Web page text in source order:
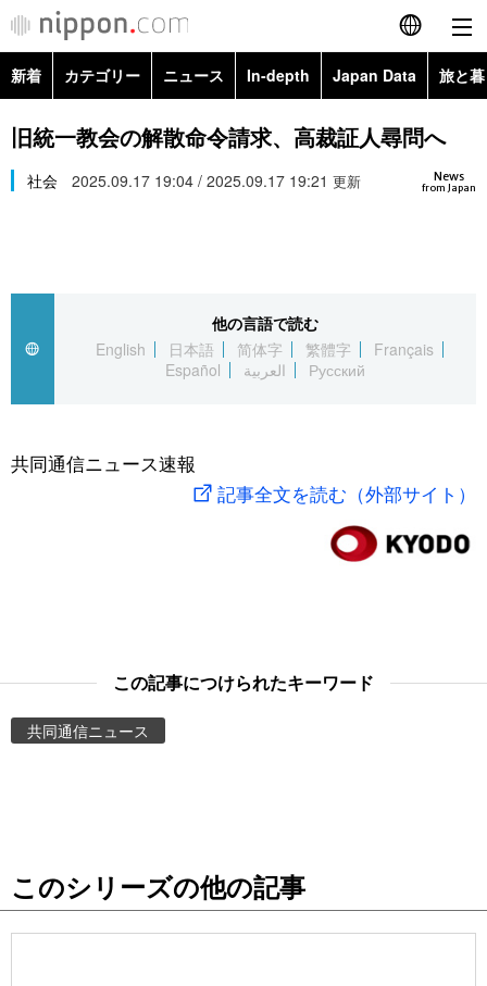
English
简体字
繁體字
العربية
社会
旅と暮らし
東京
新着 カテゴリー ニュース In-depth Japan Data 旅と
政治・外交
経済・ビジネス
社会
文化
科学・技術
暮らし
Topics
Images
お知らせ
旧統一教会の解散命令請求、高裁証人尋問へ
News
from Japan
社会 2025.09.17 19:04 / 2025.09.17 19:21 更新
他の言語で読む
English
日本語 简体字 繁體字
Français
Español
العربية Русский
共同通信ニュース速報
記事全文を読む（外部サイト）
この記事につけられたキーワード
共同通信ニュース
このシリーズの他の記事